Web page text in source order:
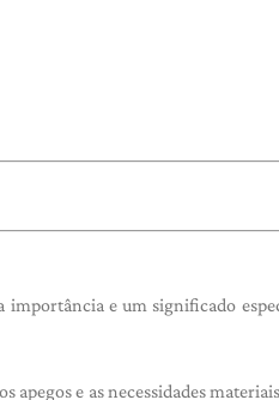
e um significado
e as necessidades